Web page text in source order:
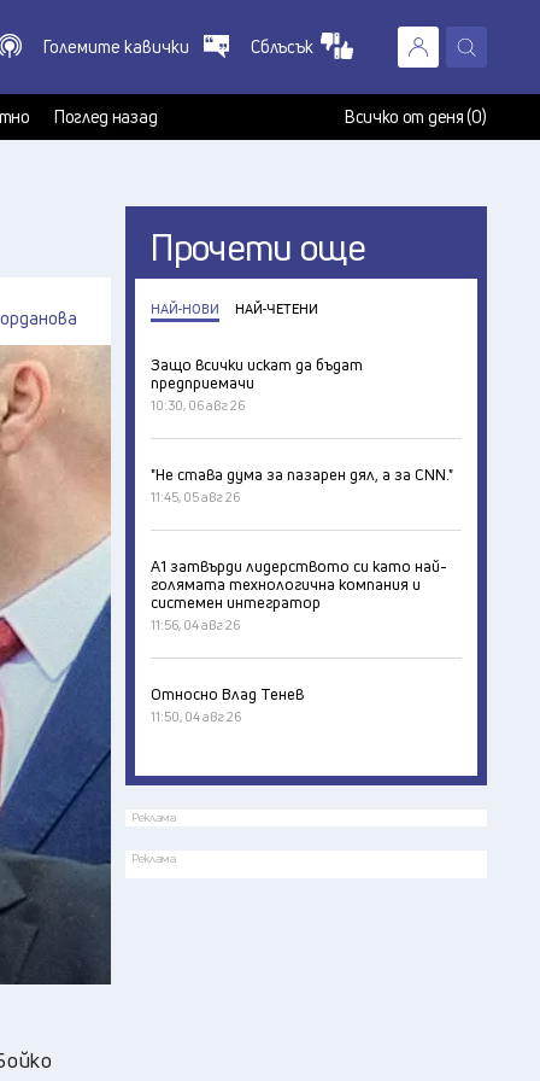
X
Големите кавички Сблъсък
Поглед назад Всичко от деня (0)
Прочети още
НАЙ-НОВИ НАЙ-ЧЕТЕНИ
Защо всички искат да бъдат
предприемачи
10:30, 06 авг 26
"Не става дума за пазарен дял, а за CNN."
11:45, 05 авг 26
А1 затвърди лидерството си като най-
голямата технологична компания и
системен интегратор
11:56, 04 авг 26
Относно Влад Тенев
11:50, 04 авг 26
Реклама
Реклама